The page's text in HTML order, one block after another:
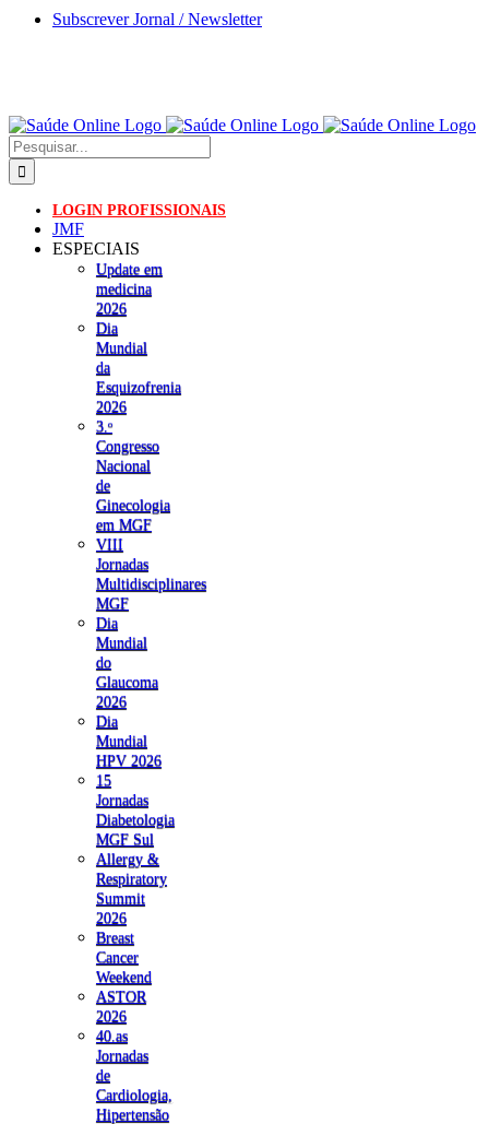
Skip
Subscrever Jornal / Newsletter
Pesquisar
LOGIN PROFISSIONAIS
JMF
ESPECIAIS
Update em
medicina
2026
Dia
Mundial
da
Esquizofrenia
2026
3.ᵒ
Congresso
Nacional
de
Ginecologia
em MGF
VIII
Jornadas
Multidisciplinares
MGF
Dia
Mundial
do
Glaucoma
2026
Dia
Mundial
HPV 2026
15
Jornadas
Diabetologia
MGF Sul
Allergy &
Respiratory
Summit
2026
Breast
Cancer
Weekend
ASTOR
2026
40.as
Jornadas
de
Cardiologia,
Hipertensão